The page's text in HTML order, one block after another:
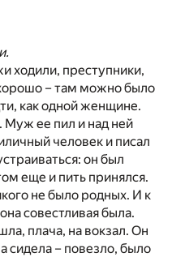
ходили, преступники,
– там можно было
как одной женщине.
Муж ее пил и над ней
человек и писал
он был
еще и пить принялся.
не было родных. И к
совестливая была.
плача, на вокзал. Он
сидела – повезло, было